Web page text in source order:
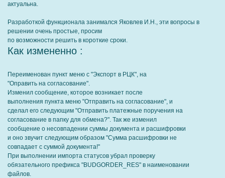
актуальна.
Разработкой функционала занимался Яковлев И.Н., эти вопросы в
решении очень простые, просим
по возможности решить в короткие сроки.
Как измененно :
Переименован пункт меню с "Экспорт в РЦК", на
"Оправить на согласование".
Изменил сообщение, которое возникает после
выполнения пункта меню "Отправить на согласование", и
сделал его следующим "Отправить платежные поручения на
согласование в папку для обмена?". Так же изменил
сообщение о несовпадении суммы документа и расшифровки
и оно звучит следующим образом "Сумма расшифровки не
совпадает с суммой документа!"
При выполнении импорта статусов убрал проверку
обязательного префикса "BUDGORDER_RES" в наименовании
файлов.